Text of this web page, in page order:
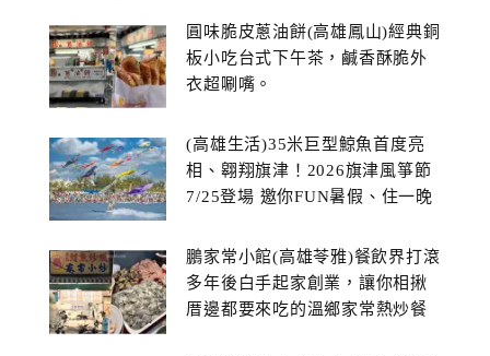
圓味脆皮蔥油餅(高雄鳳山)經典銅
板小吃台式下午茶，鹹香酥脆外
衣超唰嘴。
(高雄生活)35米巨型鯨魚首度亮
相、翱翔旗津！2026旗津風箏節
7/25登場 邀你FUN暑假、住一晚
鵬家常小館(高雄苓雅)餐飲界打滾
多年後白手起家創業，讓你相揪
厝邊都要來吃的溫鄉家常熱炒餐